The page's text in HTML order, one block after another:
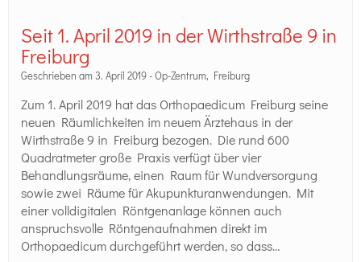
Seit 1. April 2019 in der Wirthstraße 9 in
Freiburg
Geschrieben am 3. April 2019 -Op-Zentrum, Freiburg
Zum 1. April 2019 hat das Orthopaedicum Freiburg seine
neuen Räumlichkeiten im neuem Ärztehaus in der
Wirthstraße 9 in Freiburg bezogen. Die rund 600
Quadratmeter große Praxis verfügt über vier
Behandlungsräume, einen Raum für Wundversorgung
sowie zwei Räume für Akupunkturanwendungen. Mit
einer volldigitalen Röntgenanlage können auch
anspruchsvolle Röntgenaufnahmen direkt im
Orthopaedicum durchgeführt werden, so dass…